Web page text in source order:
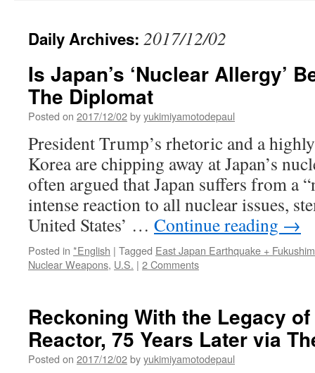
Daily Archives: 2017/12/02
Is Japan’s ‘Nuclear Allergy’
The Diplomat
Posted on 2017/12/02byyukimiyamotodepaul
President Trump’s rhetoric and a
Korea are chipping away at Japan’s
often argued that Japan suffers from a
intense reaction to all nuclear issues,
United States’ … Continue reading →
Posted in *English | Tagged East Japan Earthquake +
Nuclear Weapons, U.S. | 2 Comments
Reckoning With the Legacy
Reactor, 75 Years Later via
Posted on 2017/12/02byyukimiyamotodepaul